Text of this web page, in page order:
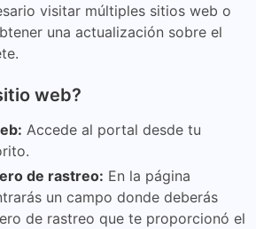
visitar múltiples sitios web o
una actualización sobre el
web?
Accede al portal desde tu
de rastreo: En la página
un campo donde deberás
de rastreo que te proporcionó el